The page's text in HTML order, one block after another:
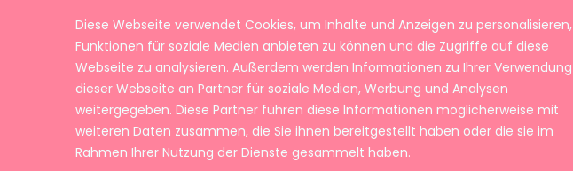
Diese Webseite verwendet Cookies, um Inhalte und Anzeigen zu personalisieren,
Funktionen für soziale Medien anbieten zu können und die Zugriffe auf diese
Webseite zu analysieren. Außerdem werden Informationen zu Ihrer Verwendung
dieser Webseite an Partner für soziale Medien, Werbung und Analysen
weitergegeben. Diese Partner führen diese Informationen möglicherweise mit
weiteren Daten zusammen, die Sie ihnen bereitgestellt haben oder die sie im
Rahmen Ihrer Nutzung der Dienste gesammelt haben.